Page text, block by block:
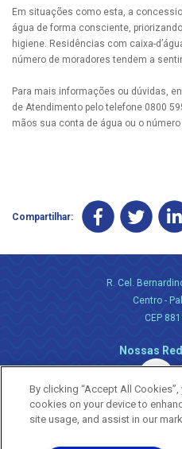
Em situações como esta, a
água de forma consciente,
higiene. Residências com caixa-
número de moradores tendem a
Para mais informações ou dúvidas,
de Atendimento pelo telefone 0800
mãos sua conta de água ou o
Compartilhar:
R. Cel.
Centro -
CEP
Nossas
By clicking “Accept All
cookies on your device to
site usage, and assist in our